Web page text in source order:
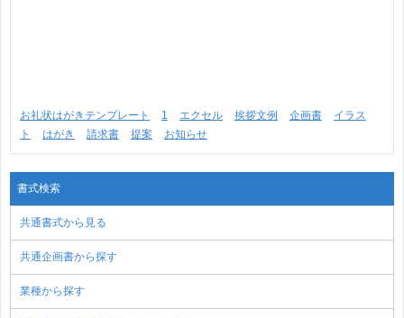
お礼状はがきテンプレート 1 エクセル 挨拶文例 企画書
イラス
ト
はがき 請求書 提案 お知らせ
書式検索
共通書式から見る
共通企画書から探す
業種から探す